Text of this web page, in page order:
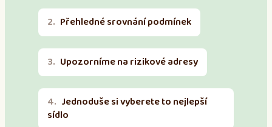
Přehledné srovnání podmínek
Upozorníme na rizikové adresy
Jednoduše si vyberete to nejlepší
sídlo